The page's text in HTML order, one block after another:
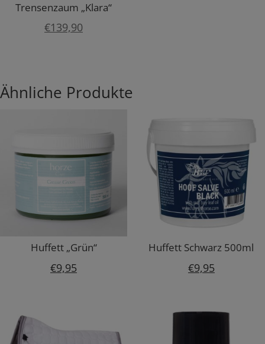
Trensenzaum „Klara“
€139,90
Ähnliche Produkte
Huffett „Grün“
€9,95
Huffett Schwarz 500ml
€9,95